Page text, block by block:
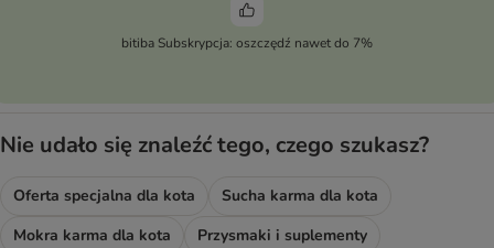
bitiba Subskrypcja: oszczędź nawet do 7%
Nie udało się znaleźć tego, czego szukasz?
Oferta specjalna dla kota
Sucha karma dla kota
Mokra karma dla kota
Przysmaki i suplementy